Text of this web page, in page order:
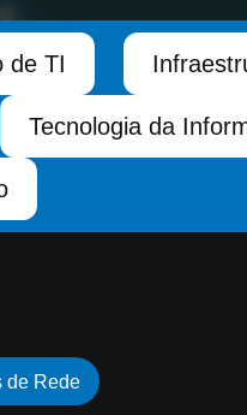
de TI
Tecnologia da
de Rede